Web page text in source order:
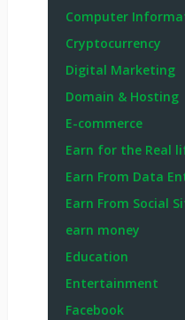
Computer
Cryptocurrency
Digital Marketing
Domain & Hosting
E-commerce
Earn for the Real
Earn From Data
Earn From Social
earn money
Education
Entertainment
Facebook